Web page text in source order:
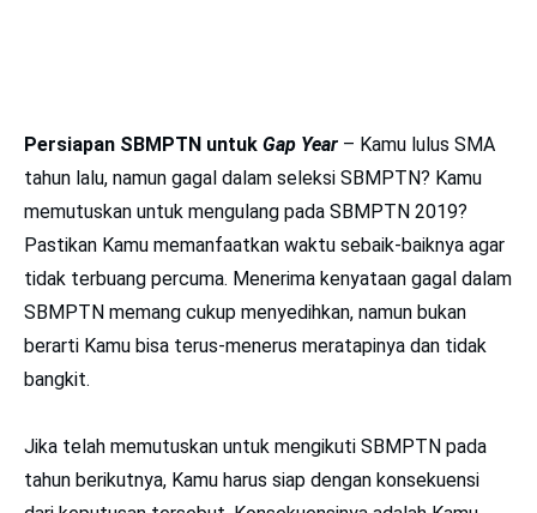
Persiapan SBMPTN untuk Gap Year – Kamu lulus SMA
tahun lalu, namun gagal dalam seleksi SBMPTN? Kamu
memutuskan untuk mengulang pada SBMPTN 2019?
Pastikan Kamu memanfaatkan waktu sebaik-baiknya agar
tidak terbuang percuma. Menerima kenyataan gagal dalam
SBMPTN memang cukup menyedihkan, namun bukan
berarti Kamu bisa terus-menerus meratapinya dan tidak
bangkit.
Jika telah memutuskan untuk mengikuti SBMPTN pada
tahun berikutnya, Kamu harus siap dengan konsekuensi